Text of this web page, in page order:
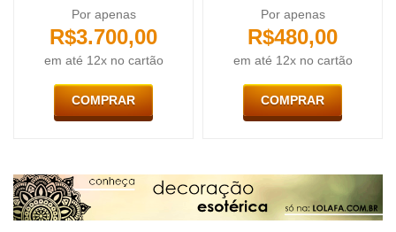
Por apenas
R$3.700,00
em até 12x no cartão
COMPRAR
Por apenas
R$480,00
em até 12x no cartão
COMPRAR